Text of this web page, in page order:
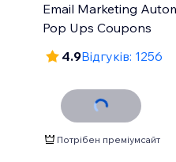
Email Marketing
Pop Ups Coupons
4.9Відгуків: 1256
Потрібен преміумсайт